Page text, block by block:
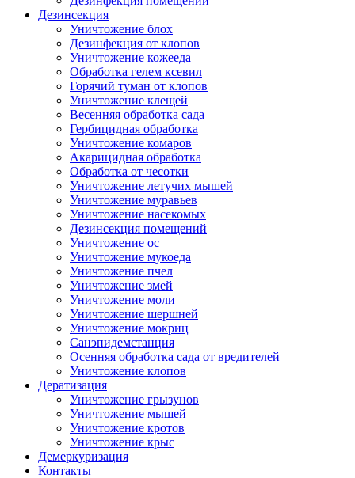
Дезинсекция
Уничтожение блох
Дезинфекция от клопов
Уничтожение кожееда
Обработка гелем ксевил
Горячий туман от клопов
Уничтожение клещей
Весенняя обработка сада
Гербицидная обработка
Уничтожение комаров
Акарицидная обработка
Обработка от чесотки
Уничтожение летучих мышей
Уничтожение муравьев
Уничтожение насекомых
Дезинсекция помещений
Уничтожение ос
Уничтожение мукоеда
Уничтожение пчел
Уничтожение змей
Уничтожение моли
Уничтожение шершней
Уничтожение мокриц
Санэпидемстанция
Осенняя обработка сада от вредителей
Уничтожение клопов
Дератизация
Уничтожение грызунов
Уничтожение мышей
Уничтожение кротов
Уничтожение крыс
Демеркуризация
Контакты